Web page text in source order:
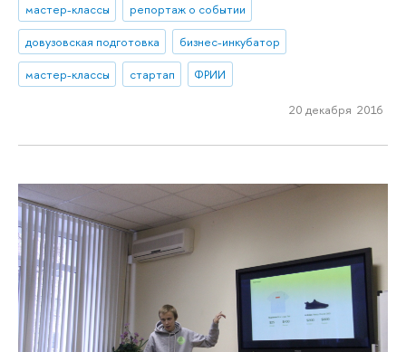
мастер-классы
репортаж о событии
довузовская подготовка
бизнес-инкубатор
мастер-классы
стартап ФРИИ
20 декабря 2016